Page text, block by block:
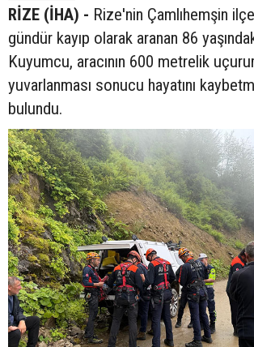
RİZE (İHA) - Rize'nin Çamlıhemşin
gündür kayıp olarak aranan 86
Kuyumcu, aracının 600 metrelik
yuvarlanması sonucu hayatını
bulundu.